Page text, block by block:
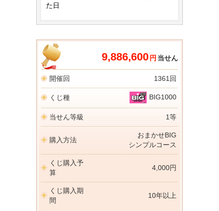
た日
9,886,600 円 当せん
開催回 1361回
くじ種 BIG1000
当せん等級 1等
購入方法
おまかせBIG
シンプルコース
くじ購入予
算
4,000円
くじ購入期
間
10年以上